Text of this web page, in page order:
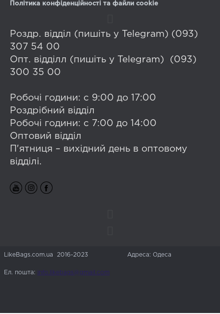
Політика конфіденційності та файли cookie
Роздр. відділ (пишіть у Telegram) (093)
307 54 00
Опт. відділл (пишіть у Telegram) (093)
300 35 00
Робочі години: с 9:00 до 17:00
Роздрібний відділ
Робочі години: с 7:00 до 14:00
Оптовий відділ
П'ятниця – вихідний день в оптовому
відділі.
LikeBags.com.ua 2016-2023 Адреса: Одеса
Ел. пошта: info.likebags@gmail.com